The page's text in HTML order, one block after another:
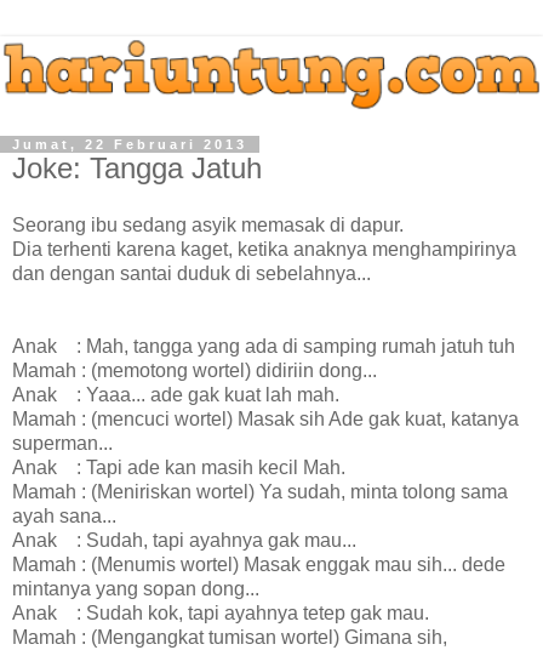
Jumat, 22 Februari 2013
Joke: Tangga Jatuh
Seorang ibu sedang asyik memasak di dapur.
Dia terhenti karena kaget, ketika anaknya menghampirinya
dan dengan santai duduk di sebelahnya...
Anak : Mah, tangga yang ada di samping rumah jatuh tuh
Mamah : (memotong wortel) didiriin dong...
Anak : Yaaa... ade gak kuat lah mah.
Mamah : (mencuci wortel) Masak sih Ade gak kuat, katanya
superman...
Anak : Tapi ade kan masih kecil Mah.
Mamah : (Meniriskan wortel) Ya sudah, minta tolong sama
ayah sana...
Anak : Sudah, tapi ayahnya gak mau...
Mamah : (Menumis wortel) Masak enggak mau sih... dede
mintanya yang sopan dong...
Anak : Sudah kok, tapi ayahnya tetep gak mau.
Mamah : (Mengangkat tumisan wortel) Gimana sih,